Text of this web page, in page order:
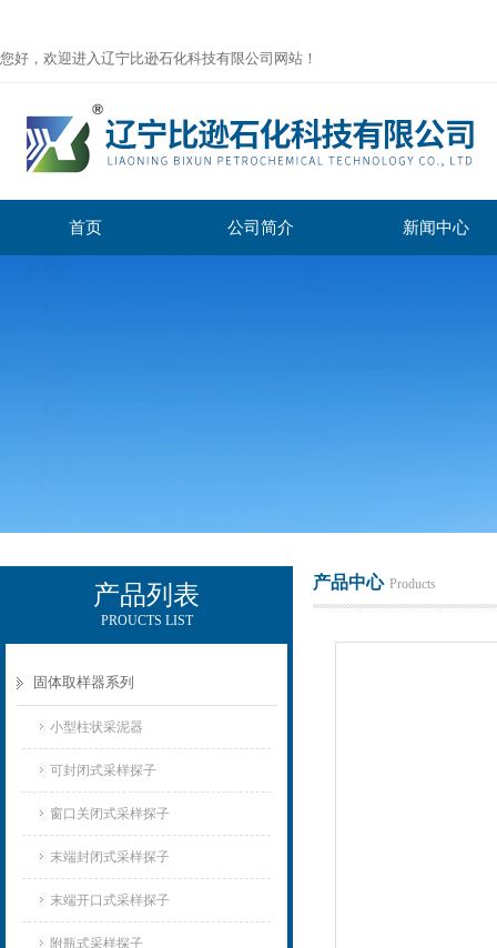
您好，欢迎进入辽宁比逊石化科技有限公司网站！
首页 公司简介 新闻中心
产品列表
PROUCTS LIST
固体取样器系列
小型柱状采泥器
可封闭式采样探子
窗口关闭式采样探子
末端封闭式采样探子
末端开口式采样探子
附瓶式采样探子
产品中心 Products